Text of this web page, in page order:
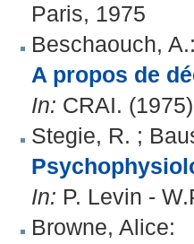
Paris, 1975
Beschaouch, A.
A propos de
In: CRAI.
Stegie, R. ;
In: P. Levin -
Browne, Alice: